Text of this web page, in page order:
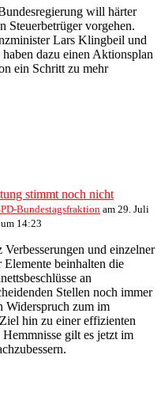
will härter
Steuerbetrüger vorgehen.
Lars Klingbeil und
dazu einen Aktionsplan
ein Schritt zu mehr
stimmt noch nicht
Bundestagsfraktionam 29. Juli
14:23
Verbesserungen und einzelner
Elemente beinhalten die
an
Stellen noch immer
Widerspruch zum im
hin zu einer effizienten
gilt es jetzt im